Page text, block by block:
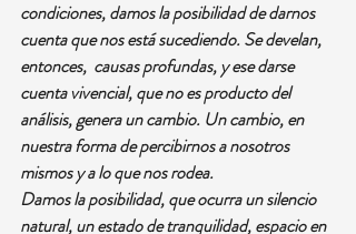
condiciones, damos la posibilidad de darnos
cuenta que nos está sucediendo. Se develan,
entonces,  causas profundas, y ese darse
cuenta vivencial, que no es producto del
análisis, genera un cambio. Un cambio, en
nuestra forma de percibirnos a nosotros
mismos y a lo que nos rodea.
Damos la posibilidad, que ocurra un silencio
natural, un estado de tranquilidad, espacio en